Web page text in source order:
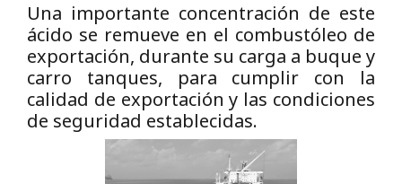
Una importante concentración de este
ácido se remueve en el combustóleo de
exportación, durante su carga a buque y
carro tanques, para cumplir con la
calidad de exportación y las condiciones
de seguridad establecidas.